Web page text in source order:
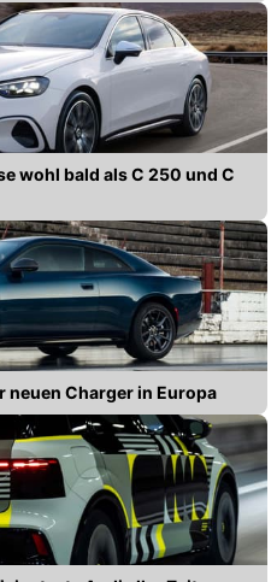
wohl bald als C 250 und C
neuen Charger in Europa